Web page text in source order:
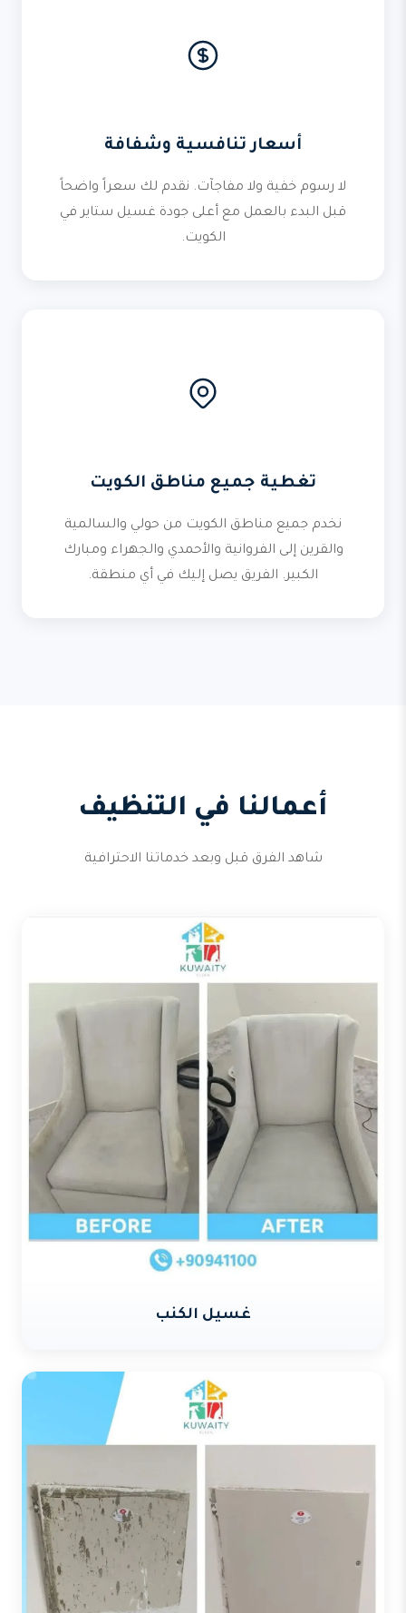
أسعار تنافسية وشفافة
لا رسوم خفية ولا مفاجآت. نقدم لك سعراً واضحاً
قبل البدء بالعمل مع أعلى جودة غسيل ستاير في
الكويت.
تغطية جميع مناطق الكويت
نخدم جميع مناطق الكويت من حولي والسالمية
والقرين إلى الفروانية والأحمدي والجهراء ومبارك
الكبير. الفريق يصل إليك في أي منطقة.
أعمالنا في التنظيف
شاهد الفرق قبل وبعد خدماتنا الاحترافية
غسيل الكنب